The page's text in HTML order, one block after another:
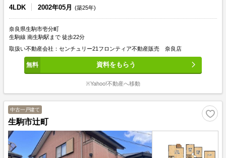
4LDK 2002年05月 (築25年)
奈良県生駒市壱分町
生駒線 南生駒駅まで 徒歩22分
取扱い不動産会社：センチュリー21フロンティア不動産販売 奈良店
資料をもらう
※Yahoo!不動産へ移動
中古一戸建て
生駒市辻町